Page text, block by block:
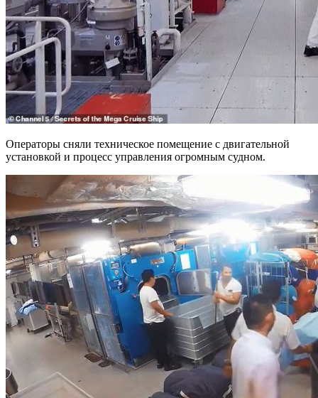
Операторы сняли техническое помещение с двигательной
установкой и процесс управления огромным судном.